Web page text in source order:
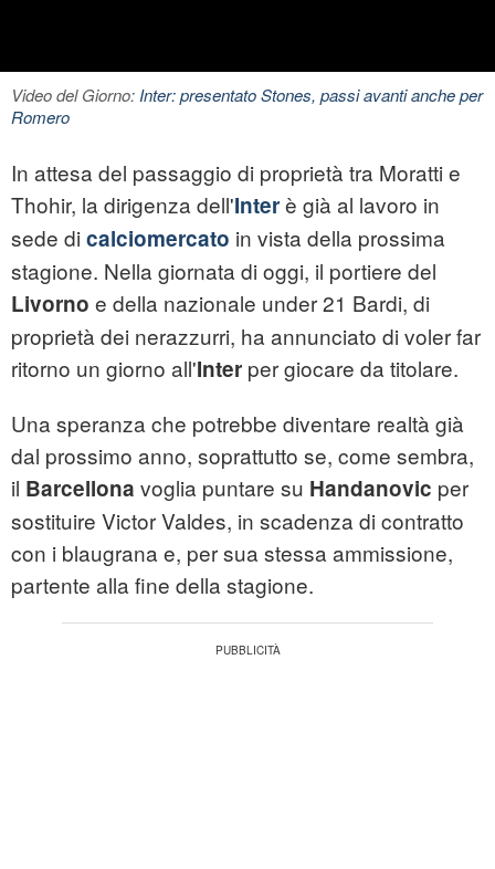
Video del Giorno: Inter: presentato Stones, passi avanti anche per
Romero
In attesa del passaggio di proprietà tra Moratti e
Thohir, la dirigenza dell'Interè già al lavoro in
sede di calciomercato in vista della prossima
stagione. Nella giornata di oggi, il portiere del
Livorno e della nazionale under 21 Bardi, di
proprietà dei nerazzurri, ha annunciato di voler far
ritorno un giorno all'Inter per giocare da titolare.
Una speranza che potrebbe diventare realtà già
dal prossimo anno, soprattutto se, come sembra,
il Barcellona voglia puntare su Handanovic per
sostituire Victor Valdes, in scadenza di contratto
con i blaugrana e, per sua stessa ammissione,
partente alla fine della stagione.